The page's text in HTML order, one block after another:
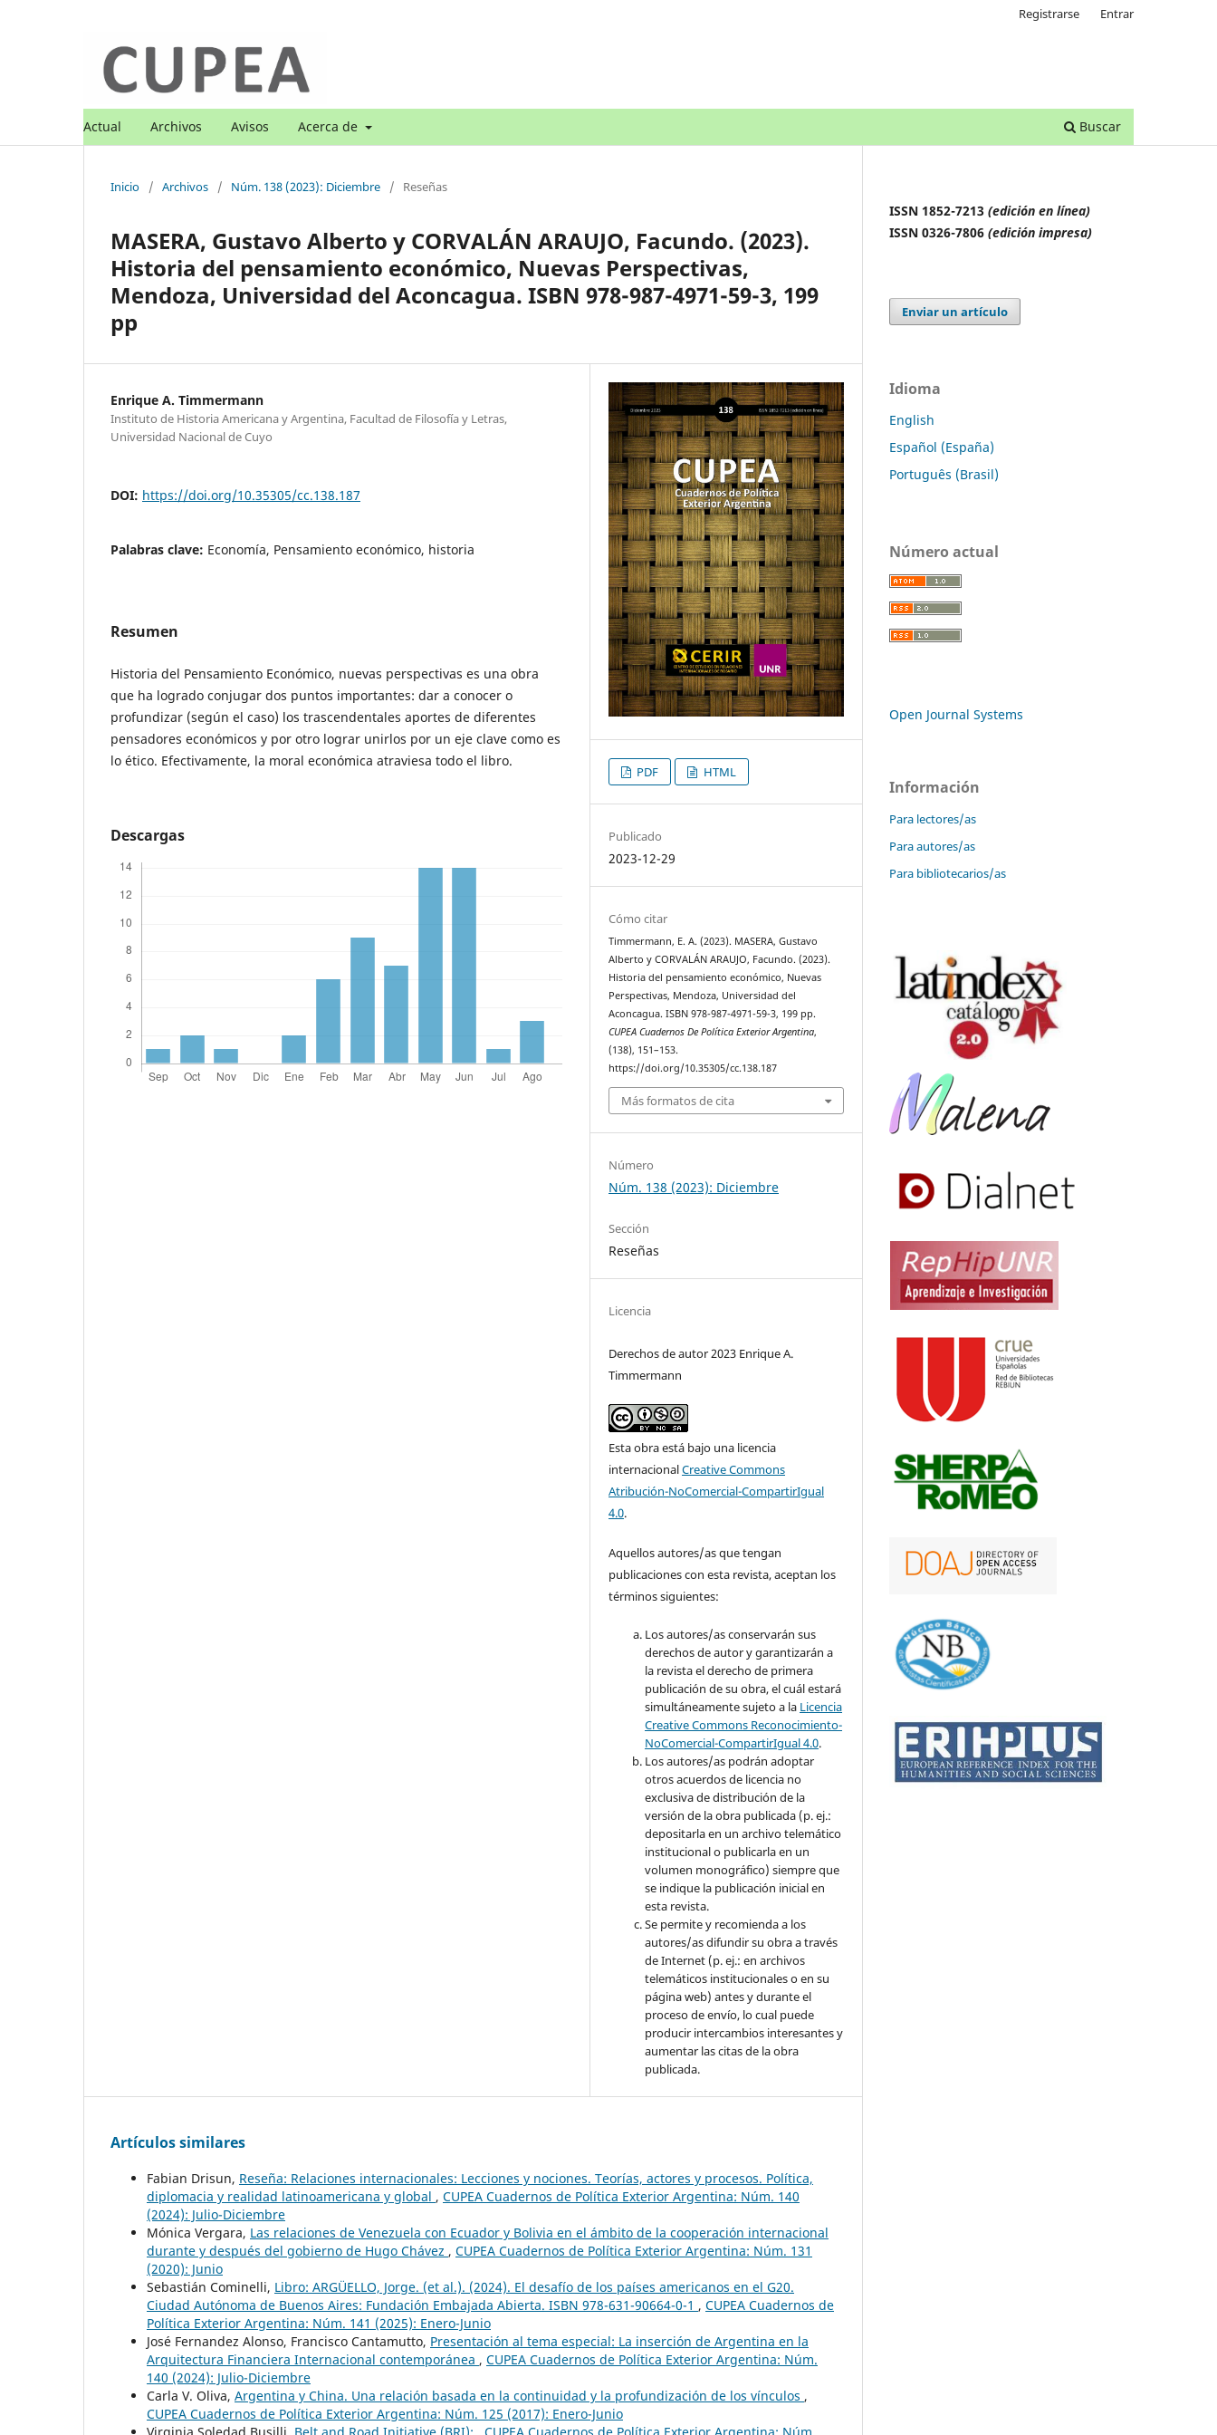
Actual Archivos Avisos Acerca de Buscar
Registrarse Entrar
Inicio / Archivos / Núm. 138 (2023): Diciembre / Reseñas
MASERA, Gustavo Alberto y CORVALÁN ARAUJO, Facundo. (2023).
Historia del pensamiento económico, Nuevas Perspectivas,
Mendoza, Universidad del Aconcagua. ISBN 978-987-4971-59-3, 199
pp
Enrique A. Timmermann
Instituto de Historia Americana y Argentina, Facultad de Filosofía y Letras,
Universidad Nacional de Cuyo
DOI: https://doi.org/10.35305/cc.138.187
Palabras clave: Economía, Pensamiento económico, historia
Resumen
Historia del Pensamiento Económico, nuevas perspectivas es una obra
que ha logrado conjugar dos puntos importantes: dar a conocer o
profundizar (según el caso) los trascendentales aportes de diferentes
pensadores económicos y por otro lograr unirlos por un eje clave como es
lo ético. Efectivamente, la moral económica atraviesa todo el libro.
Descargas
PDF HTML
Publicado
2023-12-29
Cómo citar
Timmermann, E. A. (2023). MASERA, Gustavo
Alberto y CORVALÁN ARAUJO, Facundo. (2023).
Historia del pensamiento económico, Nuevas
Perspectivas, Mendoza, Universidad del
Aconcagua. ISBN 978-987-4971-59-3, 199 pp.
CUPEA Cuadernos De Política Exterior Argentina,
(138), 151–153.
https://doi.org/10.35305/cc.138.187
Más formatos de cita
Número
Núm. 138 (2023): Diciembre
Sección
Reseñas
Licencia
Derechos de autor 2023 Enrique A.
Timmermann
Esta obra está bajo una licencia
internacionalCreative Commons
Atribución-NoComercial-CompartirIgual
4.0.
Aquellos autores/as que tengan
publicaciones con esta revista, aceptan los
términos siguientes:
Los autores/as conservarán sus
derechos de autor y garantizarán a
la revista el derecho de primera
publicación de su obra, el cuál estará
simultáneamente sujeto a la Licencia
Creative Commons Reconocimiento-
NoComercial-CompartirIgual 4.0.
Los autores/as podrán adoptar
otros acuerdos de licencia no
exclusiva de distribución de la
versión de la obra publicada (p. ej.:
depositarla en un archivo telemático
institucional o publicarla en un
volumen monográfico) siempre que
se indique la publicación inicial en
esta revista.
Se permite y recomienda a los
autores/as difundir su obra a través
de Internet (p. ej.: en archivos
telemáticos institucionales o en su
página web) antes y durante el
proceso de envío, lo cual puede
producir intercambios interesantes y
aumentar las citas de la obra
publicada.
Artículos similares
Fabian Drisun, Reseña: Relaciones internacionales: Lecciones y nociones. Teorías, actores y procesos. Política,
diplomacia y realidad latinoamericana y global , CUPEA Cuadernos de Política Exterior Argentina: Núm. 140
(2024): Julio-Diciembre
Mónica Vergara, Las relaciones de Venezuela con Ecuador y Bolivia en el ámbito de la cooperación internacional
durante y después del gobierno de Hugo Chávez , CUPEA Cuadernos de Política Exterior Argentina: Núm. 131
(2020): Junio
Sebastián Cominelli, Libro: ARGÜELLO, Jorge. (et al.). (2024). El desafío de los países americanos en el G20.
Ciudad Autónoma de Buenos Aires: Fundación Embajada Abierta. ISBN 978-631-90664-0-1 , CUPEA Cuadernos de
Política Exterior Argentina: Núm. 141 (2025): Enero-Junio
José Fernandez Alonso, Francisco Cantamutto, Presentación al tema especial: La inserción de Argentina en la
Arquitectura Financiera Internacional contemporánea , CUPEA Cuadernos de Política Exterior Argentina: Núm.
140 (2024): Julio-Diciembre
Carla V. Oliva, Argentina y China. Una relación basada en la continuidad y la profundización de los vínculos ,
CUPEA Cuadernos de Política Exterior Argentina: Núm. 125 (2017): Enero-Junio
ISSN 1852-7213 (edición en línea)
ISSN 0326-7806 (edición impresa)
Enviar un artículo
Idioma
English
Español (España)
Português (Brasil)
Número actual
Open Journal Systems
Información
Para lectores/as
Para autores/as
Para bibliotecarios/as